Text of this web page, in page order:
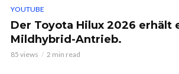
YOUTUBE
Der Toyota Hilux 2026 erhält
Mildhybrid-Antrieb.
85 views 2 min read